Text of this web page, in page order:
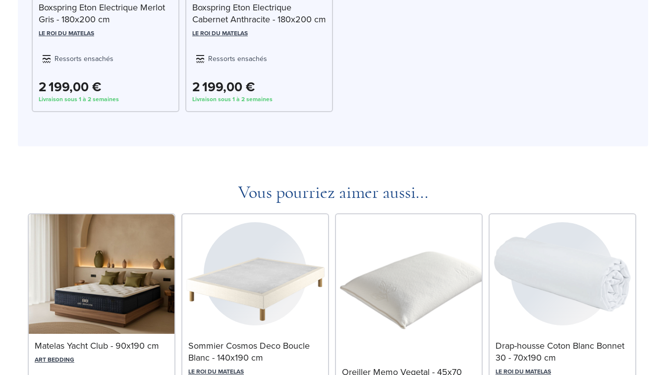
Boxspring Eton Electrique Merlot
Gris - 180x200 cm
LE ROI DU MATELAS
Ressorts ensachés
2 199,00 €
Livraison sous 1 à 2 semaines
Boxspring Eton Electrique
Cabernet Anthracite - 180x200 cm
LE ROI DU MATELAS
Ressorts ensachés
2 199,00 €
Livraison sous 1 à 2 semaines
Vous pourriez aimer aussi...
Matelas Yacht Club - 90x190 cm
ART BEDDING
Sommier Cosmos Deco Boucle
Blanc - 140x190 cm
LE ROI DU MATELAS Oreiller Memo Vegetal - 45x70
Drap-housse Coton Blanc Bonnet
30 - 70x190 cm
LE ROI DU MATELAS